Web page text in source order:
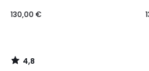
130,00 €
4,8
/